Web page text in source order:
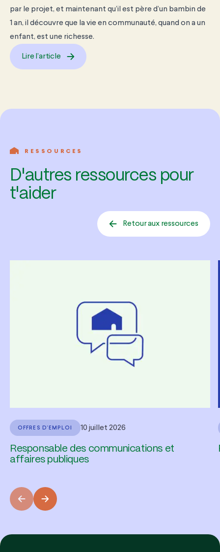
par le projet, et maintenant qu’il est père d’un bambin de
1 an, il découvre que la vie en communauté, quand on a un
enfant, est une richesse.
Lire l’article
RESSOURCES
D'autres ressources pour
t'aider
Retour aux ressources
OFFRES D'EMPLOI 10 juillet 2026
Responsable des communications et
affaires publiques